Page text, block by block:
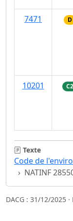
7471
D
10201
C2
Texte
Code de
NATINF
DACG : 31/12/2025